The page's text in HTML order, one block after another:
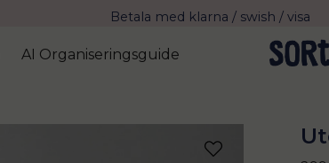
Fri frakt över 799 kr eller vid
Leverans 2-4 arbetsdagar med
AI Organiseringsguide